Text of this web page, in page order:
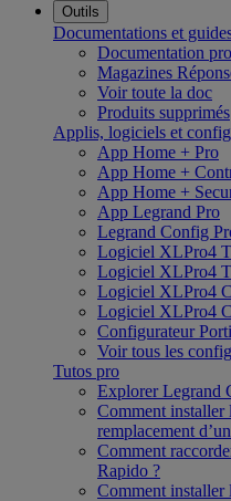
Outils
Documentations et
Documentation
Magazines
Voir toute la doc
Produits supprimés
Applis, logiciels et
App Home + Pro
App Home +
App Home +
App Legrand Pro
Legrand Config
Logiciel XLPro4
Logiciel XLPro4
Logiciel XLPro4
Logiciel XLPro4
Configurateur
Voir tous les
Tutos pro
Explorer Legrand
Comment installer
remplacement
Comment
Rapido ?
Comment installer